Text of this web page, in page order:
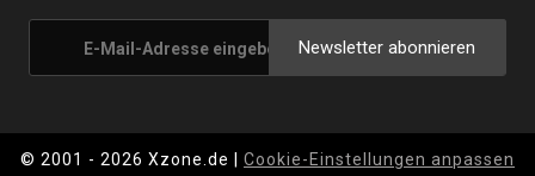
Newsletter abonnieren
© 2001 - 2026 Xzone.de | Cookie-Einstellungen anpassen